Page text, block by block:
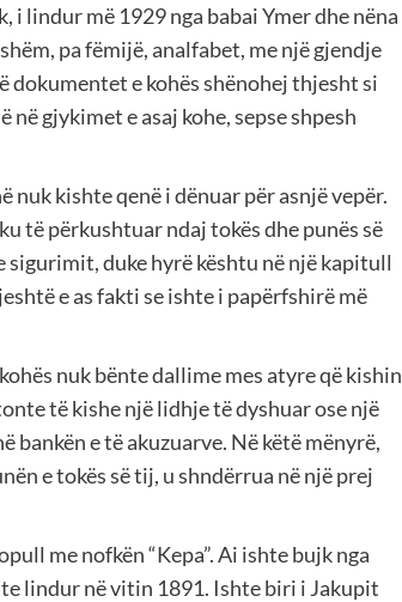
i lindur më 1929 nga babai Ymer dhe nëna
pa fëmijë, analfabet, me një gjendje
dokumentet e kohës shënohej thjesht si
gjykimet e asaj kohe, sepse shpesh
kishte qenë i dënuar për asnjë vepër.
të përkushtuar ndaj tokës dhe punës së
sigurimit, duke hyrë kështu në një kapitull
e as fakti se ishte i papërfshirë më
nuk bënte dallime mes atyre që kishin
të kishe një lidhje të dyshuar ose një
bankën e të akuzuarve. Në këtë mënyrë,
e tokës së tij, u shndërrua në një prej
me nofkën “Kepa”. Ai ishte bujk nga
lindur në vitin 1891. Ishte biri i Jakupit